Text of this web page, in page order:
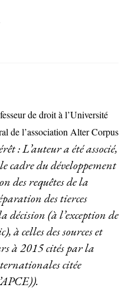
de droit à l’Université
de l’association Alter Corpus
: L’auteur a été associé,
cadre du développement
des requêtes de la
des tierces
décision (à l’exception de
à celles des sources et
à 2015 cités par la
citée